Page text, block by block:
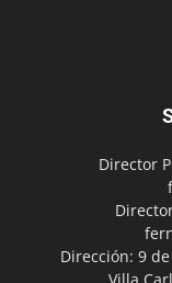
Director
Dirección: 9 de